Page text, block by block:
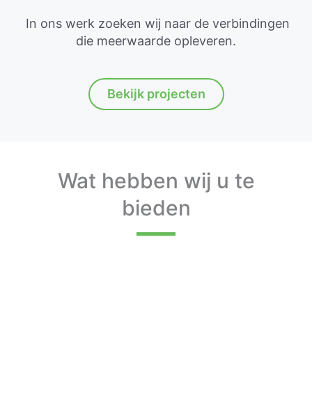
In ons werk zoeken wij naar de verbindingen
die meerwaarde opleveren.
Bekijk projecten
Wat hebben wij u te
bieden